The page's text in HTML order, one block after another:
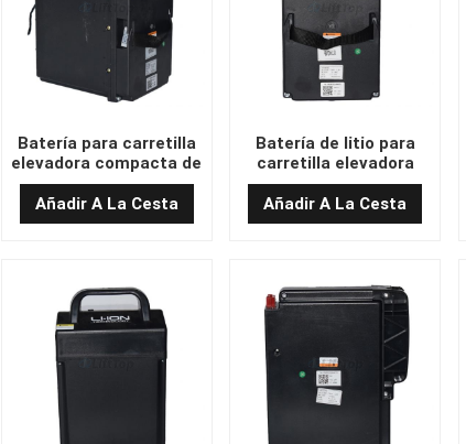
Batería para carretilla
elevadora compacta de
24 V y 40 Ah (260 x 170
x 220)
Añadir A La Cesta
Batería de litio para
carretilla elevadora
inteligente de 24 V y 40
Ah (260 x 170 x 220)
Añadir A La Cesta